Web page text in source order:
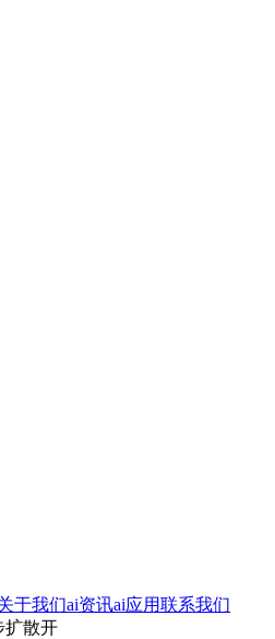
于我们ai资讯ai应用联系我们
扩散开